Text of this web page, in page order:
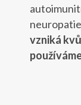
vzniká